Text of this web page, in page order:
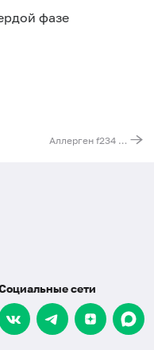
фазе
Аллерген f234 - ваниль, IgE (ImmunoCAP)
сети